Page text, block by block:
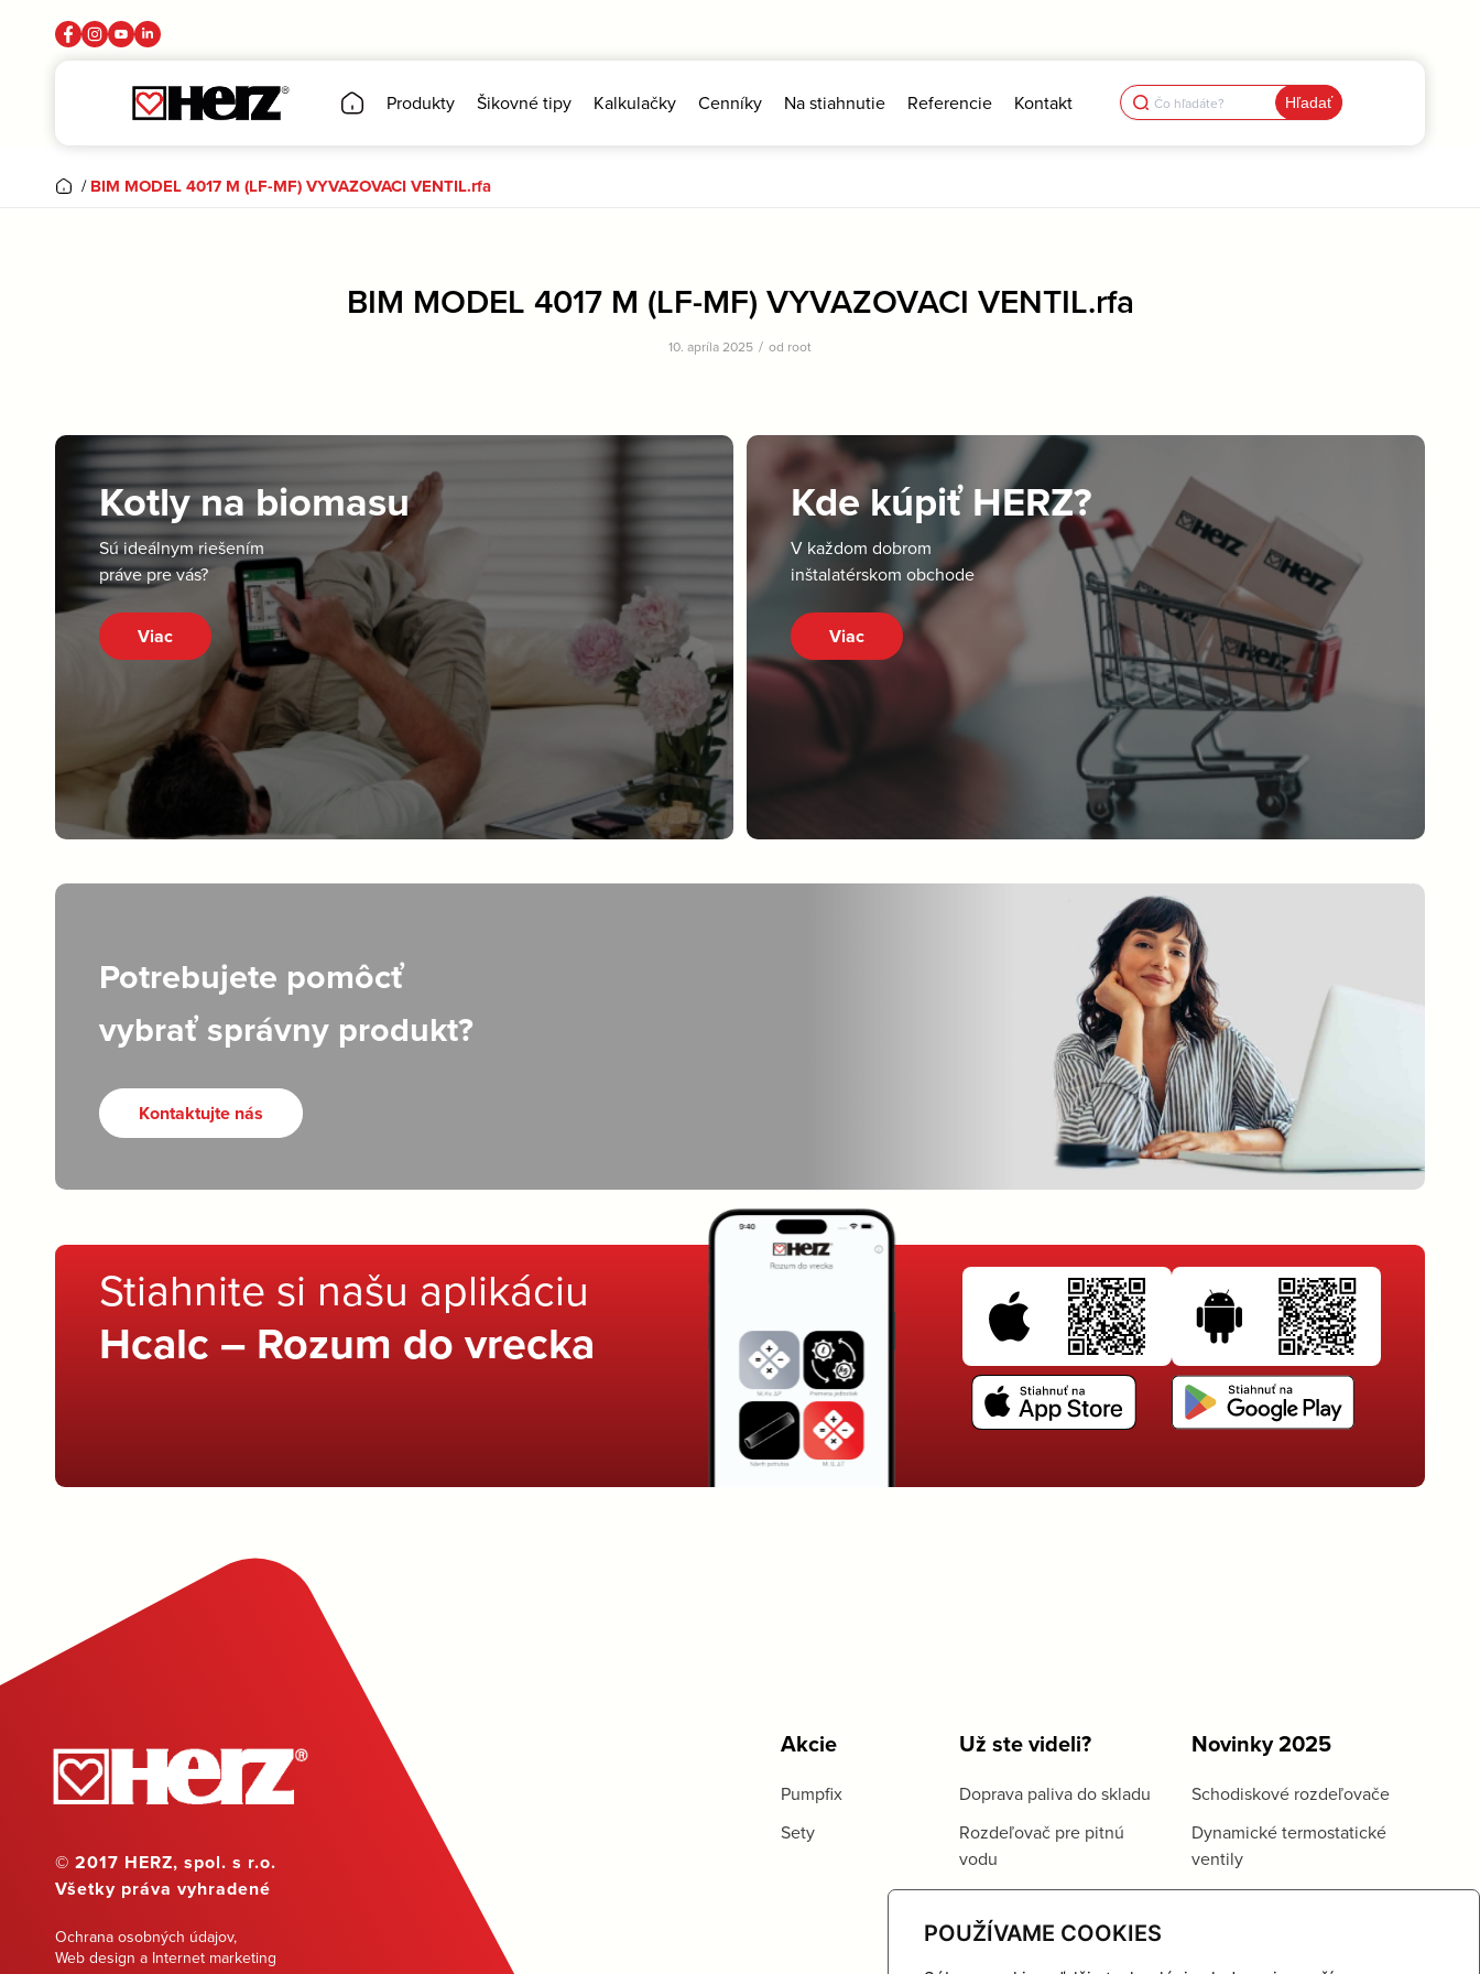
POUŽÍVAME COOKIES
Produkty Šikovné tipy Kalkulačky Cenníky Na stiahnutie Referencie Kontakt Search
for:
/ BIM MODEL 4017 M (LF-MF) VYVAZOVACI VENTIL.rfa
BIM MODEL 4017 M (LF-MF) VYVAZOVACI VENTIL.rfa
10. apríla 2025 / od root
Kotly na biomasu
Sú ideálnym riešením
práve pre vás?
Viac
Kde kúpiť HERZ?
V každom dobrom
inštalatérskom obchode
Viac
Potrebujete pomôcť
vybrať správny produkt?
Kontaktujte nás
Stiahnite si našu aplikáciu
Hcalc – Rozum do vrecka
© 2017 HERZ, spol. s r.o.
Všetky práva vyhradené
Ochrana osobných údajov,
Web design a Internet marketing
Akcie
Pumpfix
Sety
Už ste videli?
Doprava paliva do skladu
Rozdeľovač pre pitnú
vodu
Novinky 2025
Schodiskové rozdeľovače
Dynamické termostatické
ventily